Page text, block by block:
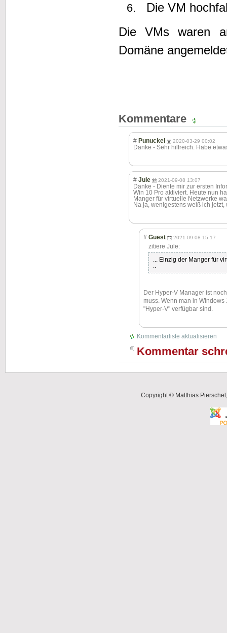
Die VM
Die VMs waren
Domäne
Kommentare
# Punuckel 2020-03-29 00:02
Danke - Sehr hilfreich. Habe
# Jule 2021-09-08 13:07
Danke - Diente mir zur ersten
Win 10 Pro aktiviert. Heute nun
Manger für virtuelle Netzwerke
Na ja, wenigestens weiß ich
# Guest 2021-09-08 15:17
zitiere Jule:
... Einzig der Manger für
..
Der Hyper-V Manager ist
muss. Wenn man in
"Hyper-V" verfügbar sind.
Kommentarliste aktualisieren
Kommentar
Copyright © Matthias